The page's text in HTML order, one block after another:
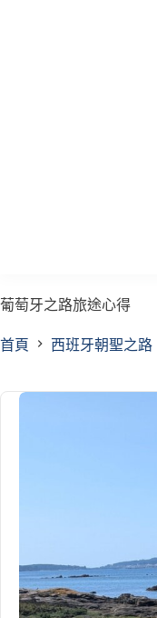
葡萄牙之路旅途心得
首頁 西班牙朝聖之路